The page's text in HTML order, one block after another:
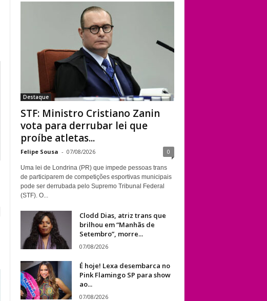
para derrubar lei
que proíbe atletas
transgênero em
competições de
Londrina
Destaque
STF: Ministro Cristiano Zanin
vota para derrubar lei que
proíbe atletas...
Felipe Sousa - 07/08/2026 0
Uma lei de Londrina (PR) que impede pessoas trans
de participarem de competições esportivas municipais
pode ser derrubada pelo Supremo Tribunal Federal
(STF). O...
Clodd Dias, atriz trans que
brilhou em “Manhãs de
Setembro”, morre...
07/08/2026
É hoje! Lexa desembarca no
Pink Flamingo SP para show
ao...
07/08/2026